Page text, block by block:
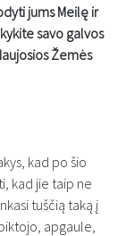
jums Meilę ir
savo galvos
Žemės
kad po šio
kad jie taip ne
tuščią taką į
apgaule,